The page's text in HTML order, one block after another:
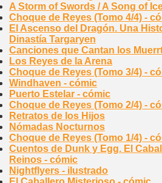
A Storm of Swords / A Song of
Choque de Reyes (Tomo 4/4) -
El Ascenso del Dragón. Una
Dinastía Targaryen
Canciones que Cantan los
Los Reyes de la Arena
Choque de Reyes (Tomo 3/4) -
Windhaven - cómic
Puerto Estelar - cómic
Choque de Reyes (Tomo 2/4) -
Retratos de los Hijos
Nómadas Nocturnos
Choque de Reyes (Tomo 1/4) -
Cuentos de Dunk y Egg. El
Reinos - cómic
Nightflyers - ilustrado